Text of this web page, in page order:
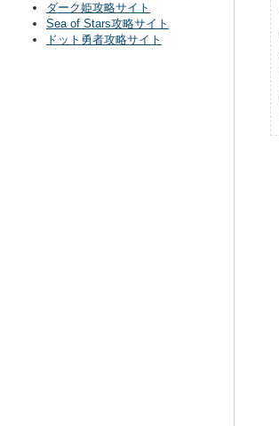
ダーク姫攻略サイト
Sea of Stars攻略サイト
ドット勇者攻略サイト